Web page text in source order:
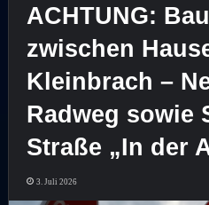
ACHTUNG:
zwischen
Kleinbrach –
Radweg sowie
Straße „In der
3. Juli 2026